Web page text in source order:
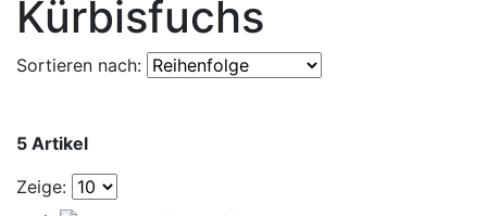
Kürbisfuchs
Sortieren nach:
5 Artikel
Zeige: